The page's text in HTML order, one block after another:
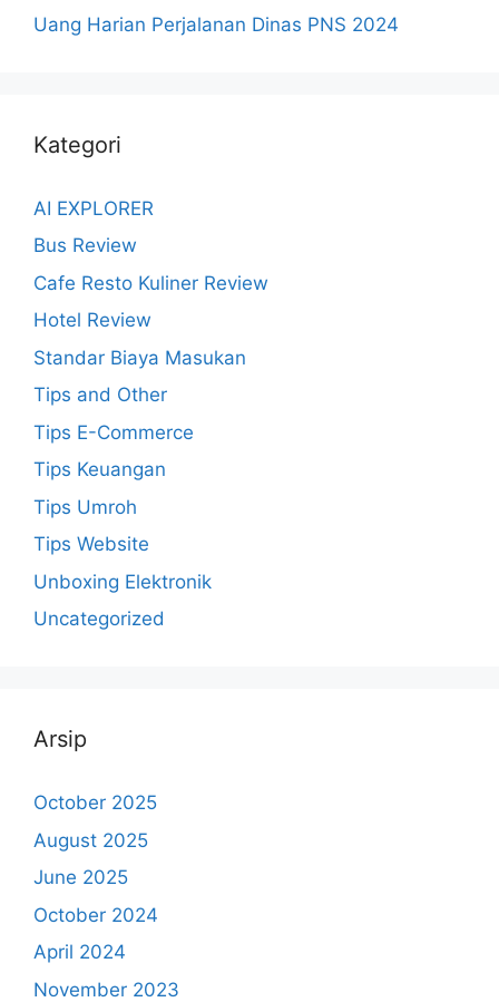
Uang Harian Perjalanan Dinas PNS 2024
Kategori
AI EXPLORER
Bus Review
Cafe Resto Kuliner Review
Hotel Review
Standar Biaya Masukan
Tips and Other
Tips E-Commerce
Tips Keuangan
Tips Umroh
Tips Website
Unboxing Elektronik
Uncategorized
Arsip
October 2025
August 2025
June 2025
October 2024
April 2024
November 2023